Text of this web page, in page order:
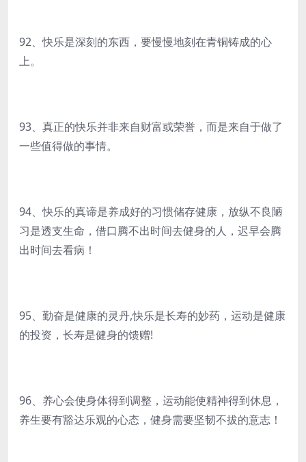
92、快乐是深刻的东西，要慢慢地刻在青铜铸成的心
上。
93、真正的快乐并非来自财富或荣誉，而是来自于做了
一些值得做的事情。
94、快乐的真谛是养成好的习惯储存健康，放纵不良陋
习是透支生命，借口腾不出时间去健身的人，迟早会腾
出时间去看病！
95、勤奋是健康的灵丹,快乐是长寿的妙药，运动是健康
的投资，长寿是健身的馈赠!
96、养心会使身体得到调整，运动能使精神得到休息，
养生要有豁达乐观的心态，健身需要坚韧不拔的意志！